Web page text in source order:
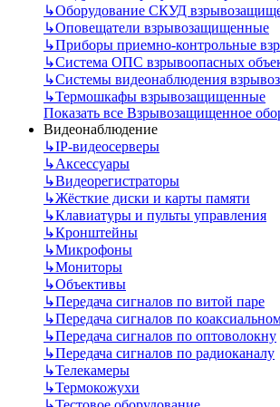
↳Оборудование СКУД
↳Оповещатели взрывозащищенные
↳Приборы приемно-контрольные
↳Система ОПС взрывоопасных
↳Системы видеонаблюдения
↳Термошкафы взрывозащищенные
Показать все Взрывозащищенное
Видеонаблюдение
↳IP-видеосерверы
↳Аксессуары
↳Видеорегистраторы
↳Жёсткие диски и карты памяти
↳Клавиатуры и пульты управления
↳Кронштейны
↳Микрофоны
↳Мониторы
↳Объективы
↳Передача сигналов по витой паре
↳Передача сигналов по
↳Передача сигналов по оптоволокну
↳Передача сигналов по радиоканалу
↳Телекамеры
↳Термокожухи